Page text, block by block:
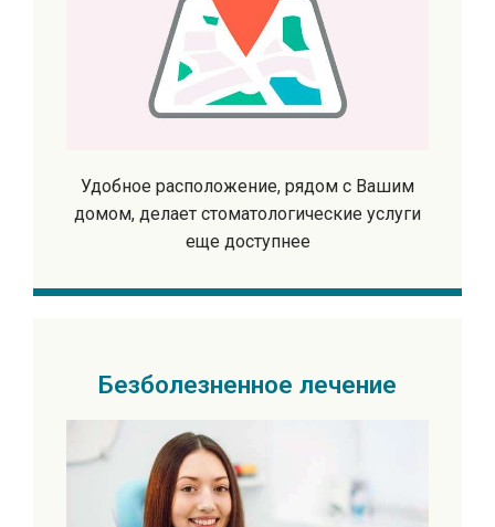
Удобное расположение, рядом с Вашим
домом, делает стоматологические услуги
еще доступнее
Безболезненное лечение